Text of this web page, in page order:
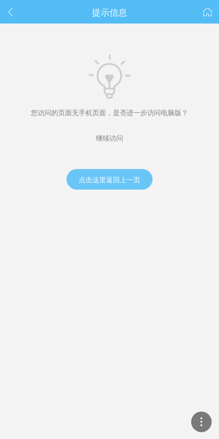
 
提示信息

您访问的页面无手机页面，是否进一步访问电脑版？
继续访问
点击这里返回上一页